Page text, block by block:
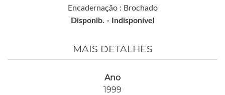
Encadernação : Brochado
Disponib. -
Indisponível
MAIS DETALHES
Ano
1999